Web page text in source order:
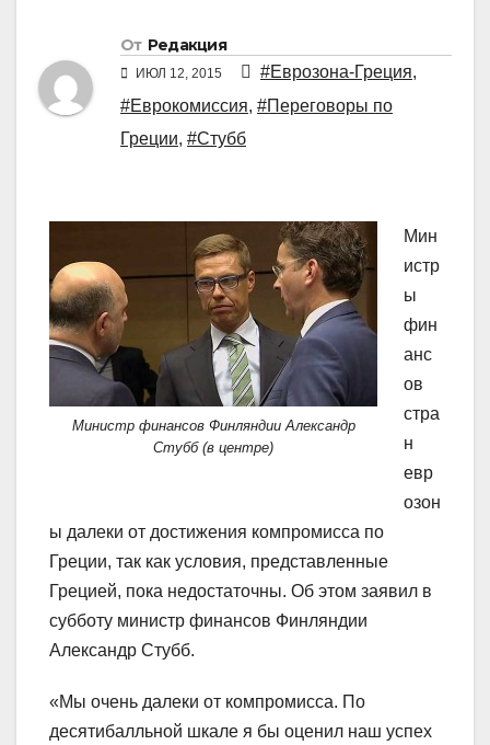
От Редакция
ИЮЛ 12, 2015 #Еврозона-Греция,
#Еврокомиссия, #Переговоры по
Греции, #Стубб
Министр финансов Финляндии Александр
Стубб (в центре)
Мин
истр
ы
фин
анс
ов
стра
н
евр
озон
ы далеки от достижения компромисса по
Греции, так как условия, представленные
Грецией, пока недостаточны. Об этом заявил в
субботу министр финансов Финляндии
Александр Стубб.
«Мы очень далеки от компромисса. По
десятибалльной шкале я бы оценил наш успех